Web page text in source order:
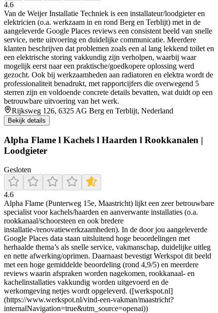
4.6
Van de Weijer Installatie Techniek is een installateur/loodgieter en
elektricien (o.a. werkzaam in en rond Berg en Terblijt) met in de
aangeleverde Google Places reviews een consistent beeld van snelle
service, nette uitvoering en duidelijke communicatie. Meerdere
klanten beschrijven dat problemen zoals een al lang lekkend toilet en
een elektrische storing vakkundig zijn verholpen, waarbij waar
mogelijk eerst naar een praktische/goedkopere oplossing werd
gezocht. Ook bij werkzaamheden aan radiatoren en elektra wordt de
professionaliteit benadrukt, met rapportcijfers die overwegend 5
sterren zijn en voldoende concrete details bevatten, wat duidt op een
betrouwbare uitvoering van het werk.
Rijksweg 126, 6325 AG Berg en Terblijt, Nederland
Bekijk details
Alpha Flame l Kachels l Haarden l Rookkanalen |
Loodgieter
Gesloten
4.6
Alpha Flame (Punterweg 15e, Maastricht) lijkt een zeer betrouwbare
specialist voor kachels/haarden en aanverwante installaties (o.a.
rookkanaal/schoorsteen en ook bredere
installatie-/renovatiewerkzaamheden). In de door jou aangeleverde
Google Places data staan uitsluitend hoge beoordelingen met
herhaalde thema’s als snelle service, vakmanschap, duidelijke uitleg
en nette afwerking/oprimen. Daarnaast bevestigt Werkspot dit beeld
met een hoge gemiddelde beoordeling (rond 4,9/5) en meerdere
reviews waarin afspraken worden nagekomen, rookkanaal- en
kachelinstallaties vakkundig worden uitgevoerd en de
werkomgeving netjes wordt opgeleverd. ([werkspot.nl]
(https://www.werkspot.nl/vind-een-vakman/maastricht?
internalNavigation=true&utm_source=openai))